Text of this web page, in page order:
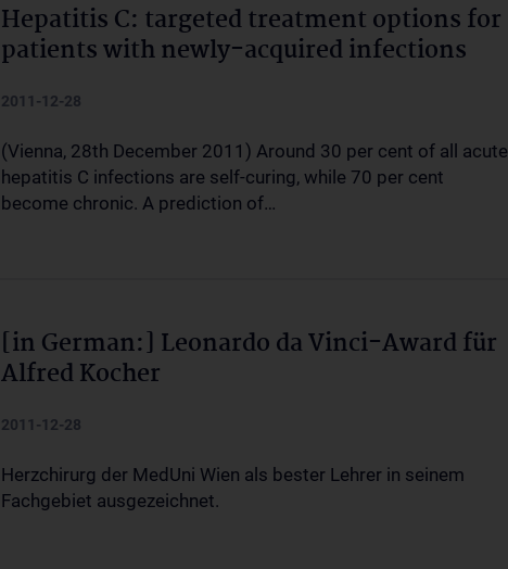
Hepatitis C: targeted treatment options for
patients with newly-acquired infections
2011-12-28
(Vienna, 28th December 2011) Around 30 per cent of all acute
hepatitis C infections are self-curing, while 70 per cent
become chronic. A prediction of…
[in German:] Leonardo da Vinci-Award für
Alfred Kocher
2011-12-28
Herzchirurg der MedUni Wien als bester Lehrer in seinem
Fachgebiet ausgezeichnet.